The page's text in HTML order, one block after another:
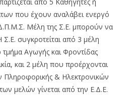
που έχουν αναλάβει ενεργό
Μέλη της Σ.Ε. μπορούν να
Σ.Ε. συγκροτείται από 3 μέλη
Αγωγής και Φροντίδας
και 2 μέλη που προέρχονται
& Ηλεκτρονικών
μελών γίνεται από την Ε.Δ.Ε.